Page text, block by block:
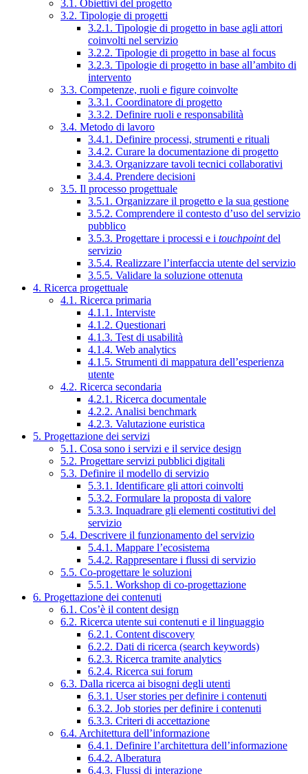
3.1. Obiettivi del progetto
3.2. Tipologie di progetti
3.2.1. Tipologie di progetto in base agli attori
coinvolti nel servizio
3.2.2. Tipologie di progetto in base al focus
3.2.3. Tipologie di progetto in base all’ambito di
intervento
3.3. Competenze, ruoli e figure coinvolte
3.3.1. Coordinatore di progetto
3.3.2. Definire ruoli e responsabilità
3.4. Metodo di lavoro
3.4.1. Definire processi, strumenti e rituali
3.4.2. Curare la documentazione di progetto
3.4.3. Organizzare tavoli tecnici collaborativi
3.4.4. Prendere decisioni
3.5. Il processo progettuale
3.5.1. Organizzare il progetto e la sua gestione
3.5.2. Comprendere il contesto d’uso del servizio
pubblico
3.5.3. Progettare i processi e i touchpointdel
servizio
3.5.4. Realizzare l’interfaccia utente del servizio
3.5.5. Validare la soluzione ottenuta
4. Ricerca progettuale
4.1. Ricerca primaria
4.1.1. Interviste
4.1.2. Questionari
4.1.3. Test di usabilità
4.1.4. Web analytics
4.1.5. Strumenti di mappatura dell’esperienza
utente
4.2. Ricerca secondaria
4.2.1. Ricerca documentale
4.2.2. Analisi benchmark
4.2.3. Valutazione euristica
5. Progettazione dei servizi
5.1. Cosa sono i servizi e il service design
5.2. Progettare servizi pubblici digitali
5.3. Definire il modello di servizio
5.3.1. Identificare gli attori coinvolti
5.3.2. Formulare la proposta di valore
5.3.3. Inquadrare gli elementi costitutivi del
servizio
5.4. Descrivere il funzionamento del servizio
5.4.1. Mappare l’ecosistema
5.4.2. Rappresentare i flussi di servizio
5.5. Co-progettare le soluzioni
5.5.1. Workshop di co-progettazione
6. Progettazione dei contenuti
6.1. Cos’è il content design
6.2. Ricerca utente sui contenuti e il linguaggio
6.2.1. Content discovery
6.2.2. Dati di ricerca (search keywords)
6.2.3. Ricerca tramite analytics
6.2.4. Ricerca sui forum
6.3. Dalla ricerca ai bisogni degli utenti
6.3.1. User stories per definire i contenuti
6.3.2. Job stories per definire i contenuti
6.3.3. Criteri di accettazione
6.4. Architettura dell’informazione
6.4.1. Definire l’architettura dell’informazione
6.4.2. Alberatura
6.4.3. Flussi di interazione